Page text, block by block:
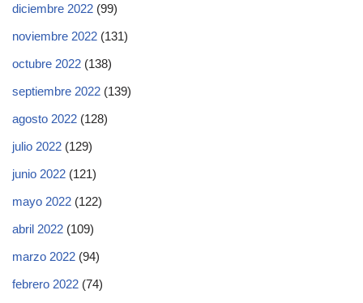
diciembre 2022 (99)
noviembre 2022 (131)
octubre 2022 (138)
septiembre 2022 (139)
agosto 2022 (128)
julio 2022 (129)
junio 2022 (121)
mayo 2022 (122)
abril 2022 (109)
marzo 2022 (94)
febrero 2022 (74)